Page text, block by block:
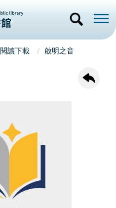
讀下載 啟明之音